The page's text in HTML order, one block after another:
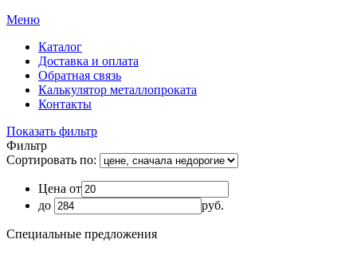
Меню
Каталог
Доставка и оплата
Обратная связь
Калькулятор металлопроката
Контакты
Показать фильтр
Фильтр
Сортировать по:
Цена от
до
руб.
Специальные предложения